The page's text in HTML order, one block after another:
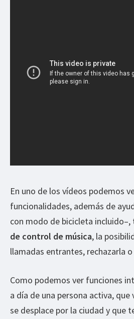
En uno de los vídeos podemos
funcionalidades, además de
con modo de bicicleta incluido–,
de control de música, la
llamadas entrantes, rechazarla
Como podemos ver funciones
a día de una persona activa,
se desplace por la ciudad y que